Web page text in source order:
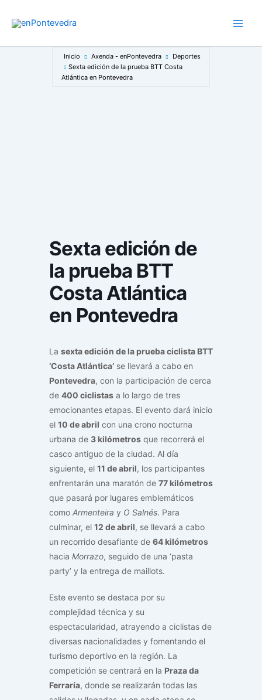
Inicio Axenda - enPontevedra
Deportes
Sexta edición de la prueba BTT Costa
Atlántica en Pontevedra
Sexta edición de
la prueba BTT
Costa Atlántica
en Pontevedra
La sexta edición de la prueba ciclista BTT
‘Costa Atlántica’ se llevará a cabo en
Pontevedra, con la participación de cerca
de 400 ciclistas a lo largo de tres
emocionantes etapas. El evento dará inicio
el 10 de abril con una crono nocturna
urbana de 3 kilómetros que recorrerá el
casco antiguo de la ciudad. Al día
siguiente, el 11 de abril, los participantes
enfrentarán una maratón de 77 kilómetros
que pasará por lugares emblemáticos
como Armenteira y O Salnés. Para
culminar, el 12 de abril, se llevará a cabo
un recorrido desafiante de 64 kilómetros
hacia Morrazo, seguido de una ‘pasta
party’ y la entrega de maillots.
Este evento se destaca por su
complejidad técnica y su
espectacularidad, atrayendo a ciclistas de
diversas nacionalidades y fomentando el
turismo deportivo en la región. La
competición se centrará en la Praza da
Ferraría, donde se realizarán todas las